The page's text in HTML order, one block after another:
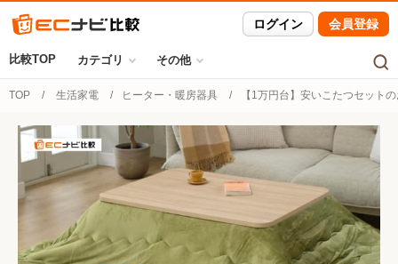
ログイン 会員登録
比較TOP カテゴリ その他
TOP 生活家電 ヒーター・暖房器具 【1万円台】安いこたつセット